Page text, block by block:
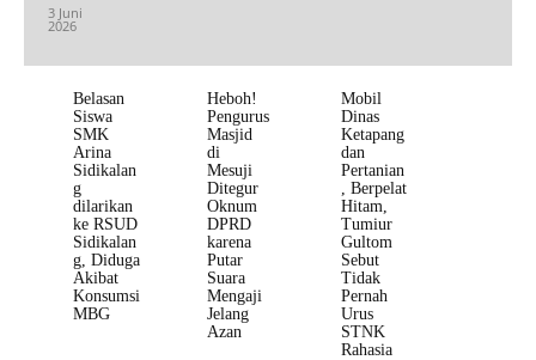
3 Juni
2026
Belasan
Siswa
SMK
Arina
Sidikalan
g
dilarikan
ke RSUD
Sidikalan
g, Diduga
Akibat
Konsumsi
MBG
Heboh!
Pengurus
Masjid
di
Mesuji
Ditegur
Oknum
DPRD
karena
Putar
Suara
Mengaji
Jelang
Azan
Mobil
Dinas
Ketapang
dan
Pertanian
, Berpelat
Hitam,
Tumiur
Gultom
Sebut
Tidak
Pernah
Urus
STNK
Rahasia